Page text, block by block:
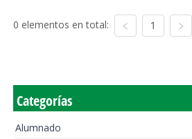
0 elementos en total: 1
Categorías
Alumnado